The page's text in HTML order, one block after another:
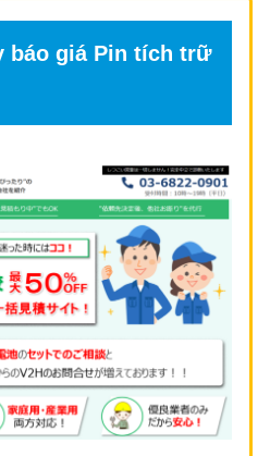
báo giá Pin tích trữ